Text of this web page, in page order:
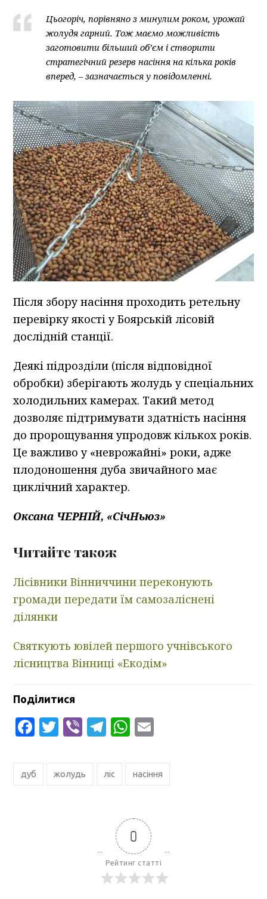
Цьогоріч, порівняно з минулим роком, урожай
жолудя гарний. Тож маємо можливість
заготовити більший обʼєм і створити
стратегічний резерв насіння на кілька років
вперед, – зазначається у повідомленні.
Після збору насіння проходить ретельну
перевірку якості у Боярській лісовій
дослідній станції.
Деякі підрозділи (після відповідної
обробки) зберігають жолудь у спеціальних
холодильних камерах. Такий метод
дозволяє підтримувати здатність насіння
до пророщування упродовж кількох років.
Це важливо у «неврожайні» роки, адже
плодоношення дуба звичайного має
циклічний характер.
Оксана ЧЕРНІЙ, «СічНьюз»
Читайте також
Лісівники Вінниччини переконують
громади передати їм самозаліснені
ділянки
Святкують ювілей першого учнівського
лісництва Вінниці «Екодім»
Поділитися
Facebook
Twitter
ViberTelegram
WhatsApp
дуб жолудь ліс насіння
0
Рейтинг статті